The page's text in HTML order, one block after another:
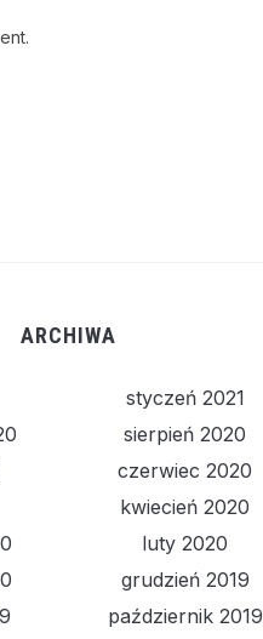
ARCHIWA
styczeń 2021
sierpień 2020
czerwiec 2020
kwiecień 2020
luty 2020
grudzień 2019
październik 2019